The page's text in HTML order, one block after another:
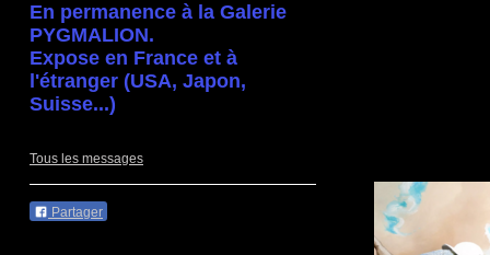
En permanence à la Galerie
PYGMALION.
Expose en France et à
l'étranger (USA, Japon,
Suisse...)
Tous les messages
Partager